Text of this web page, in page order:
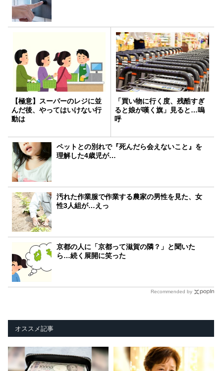
【極意】スーパーのレジに並
んだ後、やってはいけない行
動は
「買い物に行く度、残酷すぎ
ると娘が嘆く旗」見ると…嗚
呼
ペットとの別れで『死んだら会えないこと』を
理解した4歳児が…
汚れた作業服で作業する農家の男性を見た、女
性3人組が…えっ
京都の人に「京都って滋賀の隣？」と聞いた
ら…続く展開に笑った
Recommended by
オススメ記事